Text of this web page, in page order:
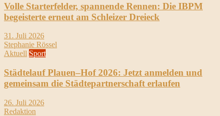
Volle Starterfelder, spannende Rennen: Die IBPM
begeisterte erneut am Schleizer Dreieck
31. Juli 2026
Stephanie Rössel
Aktuell Sport
Städtelauf Plauen–Hof 2026: Jetzt anmelden und
gemeinsam die Städtepartnerschaft erlaufen
26. Juli 2026
Redaktion